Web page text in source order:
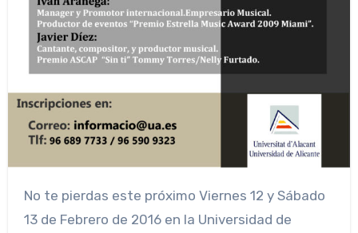
No te pierdas este próximo Viernes 12 y Sábado
13 de Febrero de 2016 en la Universidad de